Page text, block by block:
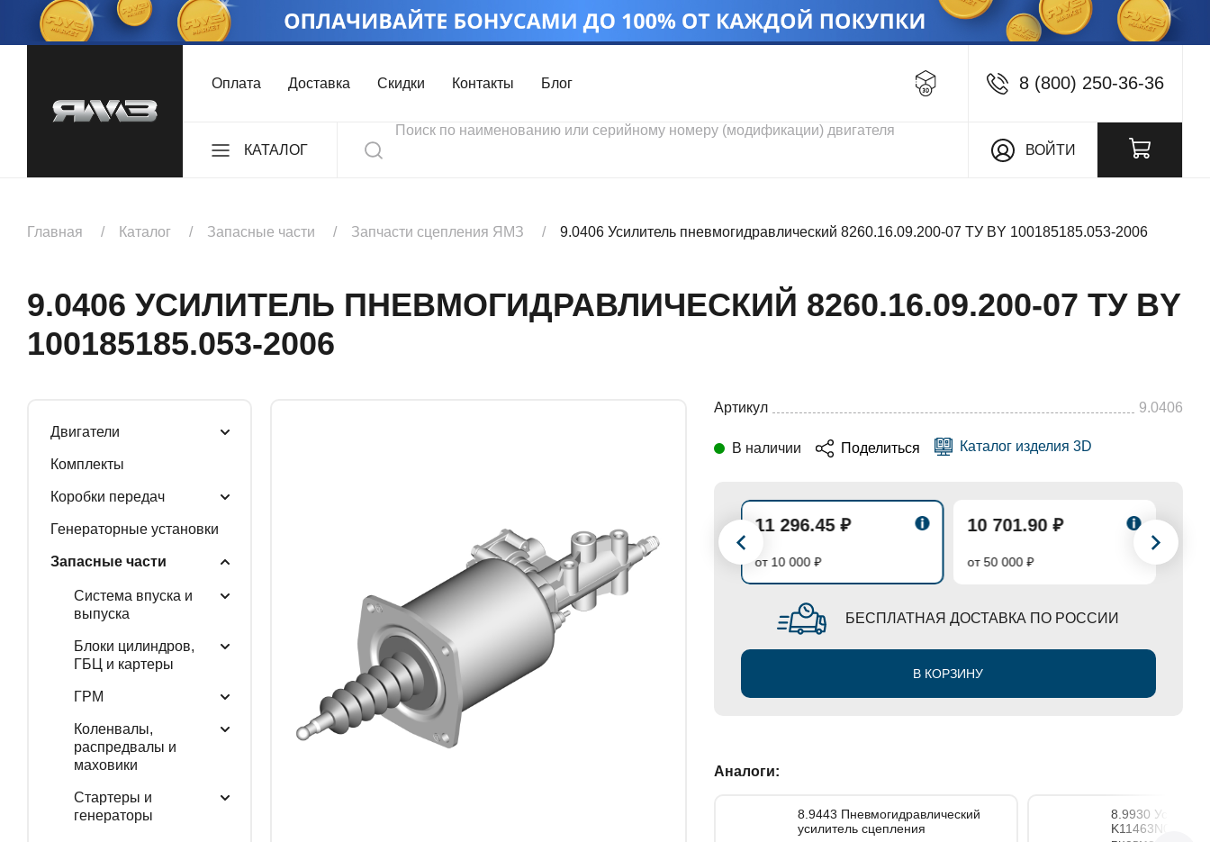
Оплата Доставка Скидки Контакты Блог 8 (800) 250-36-36
КАТАЛОГ
КОМПЛЕКТЫ
РАСПРОДАЖА
ВОЙТИ
Скидки
Главная Каталог Запасные части Запчасти сцепления ЯМЗ 9.0406 Усилитель пневмогидравлический 8260.16.09.200-07 ТУ BY 100185185.053-2006
9.0406 УСИЛИТЕЛЬ ПНЕВМОГИДРАВЛИЧЕСКИЙ 8260.16.09.200-07 ТУ BY
100185185.053-2006
Двигатели
Комплекты
Коробки передач
Генераторные установки
Запасные части
Система впуска и
выпуска
Блоки цилиндров,
ГБЦ и картеры
ГРМ
Коленвалы,
распредвалы и
маховики
Стартеры и
генераторы
Артикул 9.0406
В наличии Поделиться Каталог изделия 3D
11 891 ₽
до 10 000 ₽
11 296.45 ₽
от 10 000 ₽
10 701.90 ₽
от 50 000 ₽
БЕСПЛАТНАЯ ДОСТАВКА ПО РОССИИ
В КОРЗИНУ
Аналоги:
8.9443 Пневмогидравлический
усилитель сцепления
8.9930 Усилитель VG3354-
K11463N00